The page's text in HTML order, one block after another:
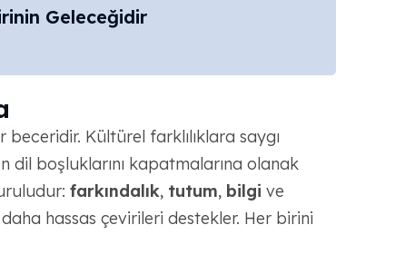
Geleceğidir
Kültürel farklılıklara saygı
dil boşluklarını kapatmalarına olanak
farkındalık, tutum, bilgi ve
hassas çevirileri destekler. Her birini